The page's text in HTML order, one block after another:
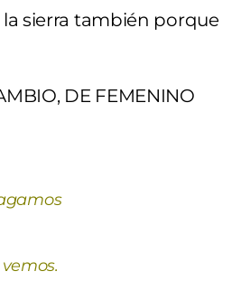
sierra también porque
DE FEMENINO